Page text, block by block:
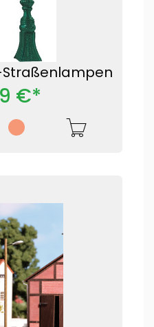
Straßenlampen
€*